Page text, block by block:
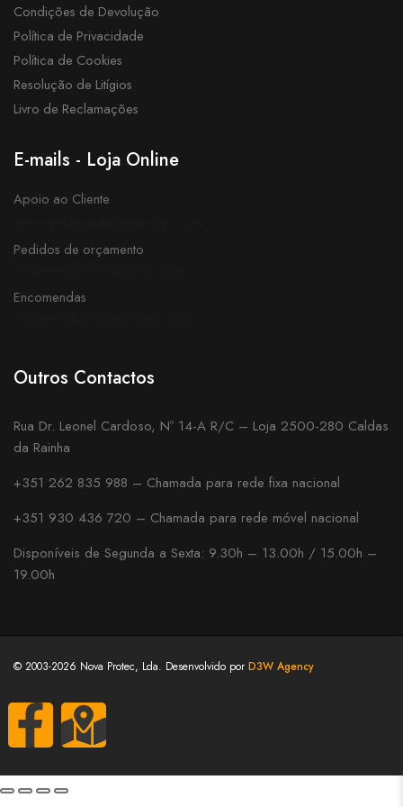
Condições de Devolução
Política de Privacidade
Política de Cookies
Resolução de Litígios
Livro de Reclamações
E-mails - Loja Online
Apoio ao Cliente
Pedidos de orçamento
Encomendas
Outros Contactos
Rua Dr. Leonel Cardoso, Nº 14-A R/C – Loja 2500-280 Caldas
da Rainha
+351 262 835 988 – Chamada para rede fixa nacional
+351 930 436 720 – Chamada para rede móvel nacional
Disponíveis de Segunda a Sexta: 9.30h – 13.00h / 15.00h –
19.00h
© 2003-2026 Nova Protec, Lda. Desenvolvido por D3W Agency